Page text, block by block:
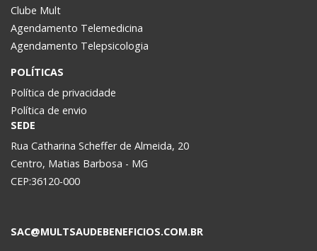
Clube Mult
Agendamento Telemedicina
Agendamento Telepsicologia
POLÍTICAS
Política de privacidade
Política de envio
SEDE
Rua Catharina Scheffer de Almeida, 20
Centro, Matias Barbosa - MG
CEP:36120-000
SAC@MULTSAUDEBENEFICIOS.COM.BR